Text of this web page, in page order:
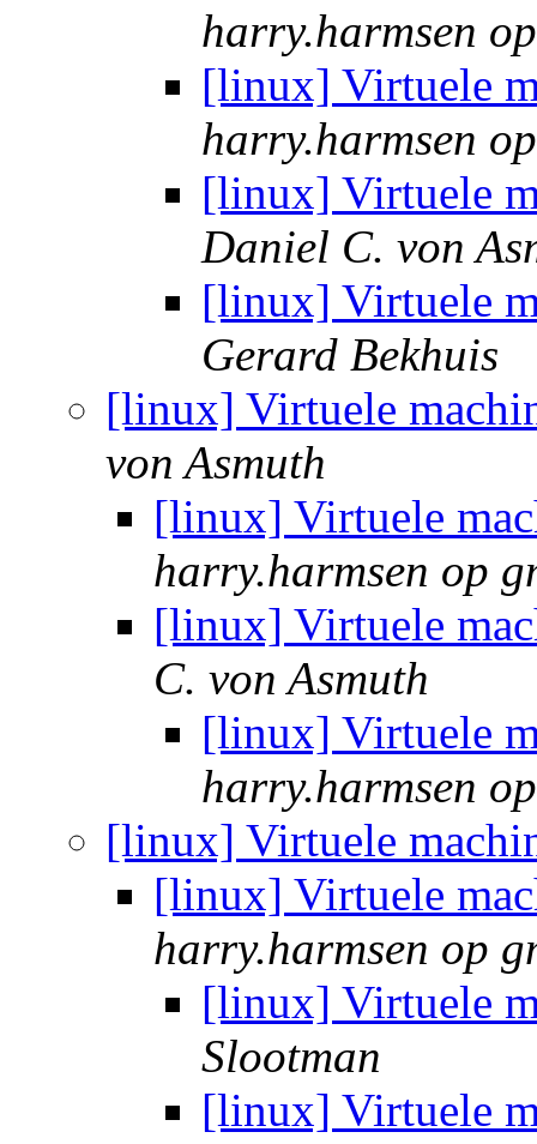
harry.harmsen
[linux] Virtuele
harry.harmsen
[linux] Virtuele
Daniel C. von
[linux] Virtuele
Gerard Bekhuis
[linux] Virtuele
von Asmuth
[linux] Virtuele
harry.harmsen op
[linux] Virtuele
C. von Asmuth
[linux] Virtuele
harry.harmsen
[linux] Virtuele
[linux] Virtuele
harry.harmsen op
[linux] Virtuele
Slootman
[linux] Virtuele